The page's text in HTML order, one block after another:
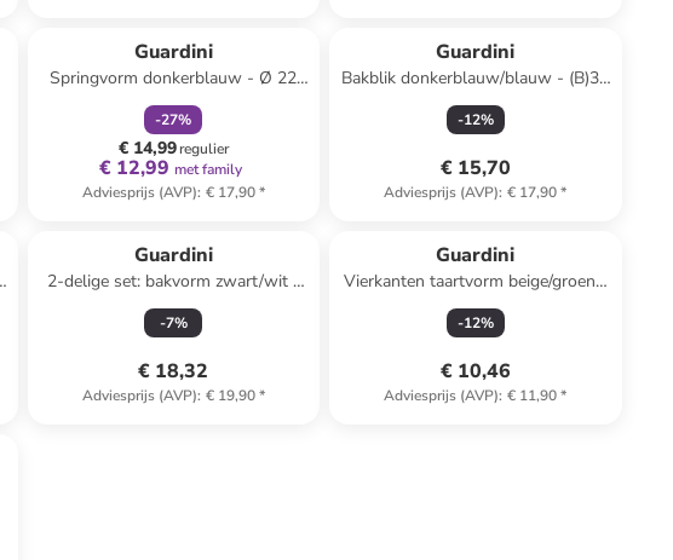
Guardini
Springvorm donkerblauw - Ø 22
cm
-27%
€ 14,99regulier
€ 12,99 met family
Adviesprijs (AVP): € 17,90*
Guardini
Bakblik donkerblauw/blauw - (B)32
x (H)24 x (D)4,7 cm
-12%
€ 15,70
Adviesprijs (AVP): € 17,90*
Guardini
2-delige set: bakvorm zwart/wit -
(H)4 x Ø 28 cm
-7%
€ 18,32
Adviesprijs (AVP): € 19,90*
Guardini
Vierkanten taartvorm beige/groen -
(B)24 x (H)24 x (D)4,5 cm
-12%
€ 10,46
Adviesprijs (AVP): € 11,90*